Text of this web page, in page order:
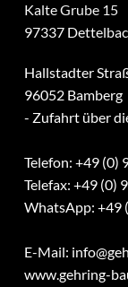
Kalte Grube 15
97337
Hallstadter
96052 Bamberg
- Zufahrt über
Telefon: +49 (0)
Telefax: +49 (0)
WhatsApp: +49
E-Mail:
www.gehring-